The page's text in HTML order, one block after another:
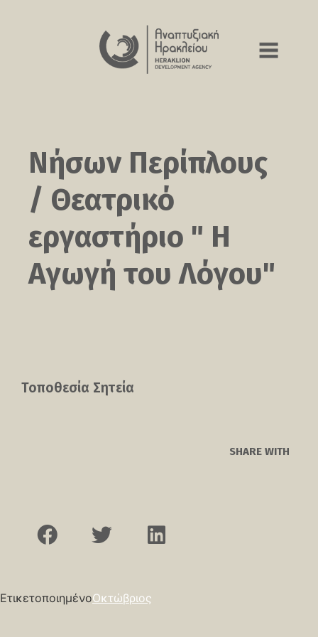
Νήσων Περίπλους
/ Θεατρικό
εργαστήριο " Η
Αγωγή του Λόγου"
Τοποθεσία Σητεία
SHARE WITH
ΕτικετοποιημένοΟκτώβριος